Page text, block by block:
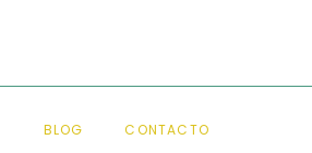
BLOG CONTACTO